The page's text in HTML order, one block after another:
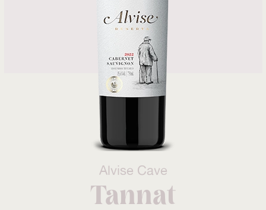
Alvise Cave
Tannat